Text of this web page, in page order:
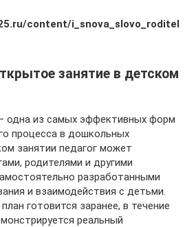
content/i_snova_slovo_roditel
занятие в детском
одна из самых эффективных форм
процесса в дошкольных
занятии педагог может
родителями и другими
разработанными
и взаимодействия с детьми.
готовится заранее, в течение
реальный